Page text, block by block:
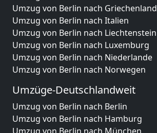
Umzug von Berlin nach Griechenland
Umzug von Berlin nach Italien
Umzug von Berlin nach Liechtenstein
Umzug von Berlin nach Luxemburg
Umzug von Berlin nach Niederlande
Umzug von Berlin nach Norwegen
Umzüge-Deutschlandweit
Umzug von Berlin nach Berlin
Umzug von Berlin nach Hamburg
Umzug von Berlin nach München